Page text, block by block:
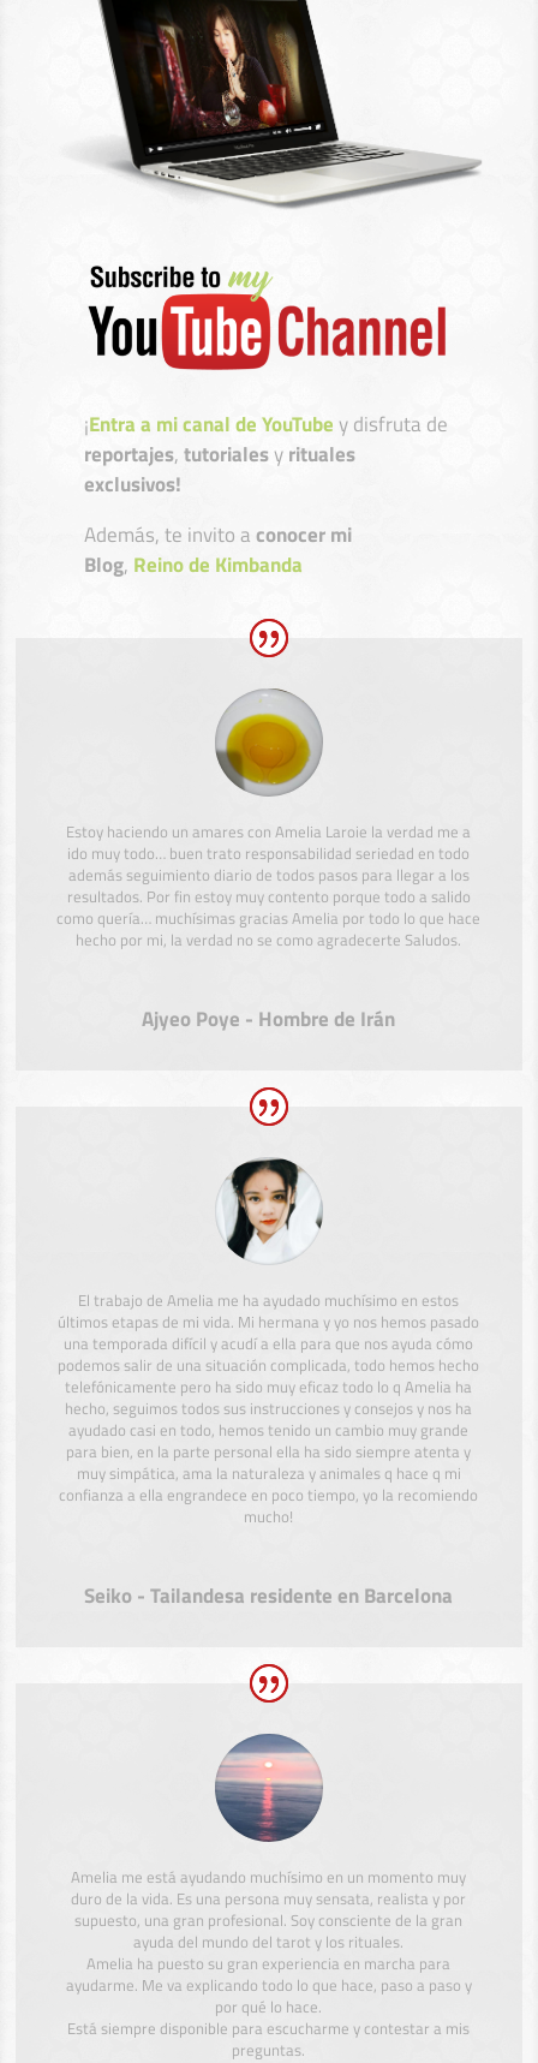
¡Entra a mi canal de YouTubey disfruta de
reportajes,tutorialesyrituales
exclusivos!
Además, te invito aconocer mi
Blog, Reino de Kimbanda
Estoy haciendo un amares con Amelia Laroie la verdad me a
ido muy todo… buen trato responsabilidad seriedad en todo
además seguimiento diario de todos pasos para llegar a los
resultados. Por fin estoy muy contento porque todo a salido
como quería… muchísimas gracias Amelia por todo lo que hace
hecho por mi, la verdad no se como agradecerte Saludos.
Ajyeo Poye - Hombre de Irán
El trabajo de Amelia me ha ayudado muchísimo en estos
últimos etapas de mi vida. Mi hermana y yo nos hemos pasado
una temporada difícil y acudí a ella para que nos ayuda cómo
podemos salir de una situación complicada, todo hemos hecho
telefónicamente pero ha sido muy eficaz todo lo q Amelia ha
hecho, seguimos todos sus instrucciones y consejos y nos ha
ayudado casi en todo, hemos tenido un cambio muy grande
para bien, en la parte personal ella ha sido siempre atenta y
muy simpática, ama la naturaleza y animales q hace q mi
confianza a ella engrandece en poco tiempo, yo la recomiendo
mucho!
Seiko - Tailandesa residente en Barcelona
Amelia me está ayudando muchísimo en un momento muy
duro de la vida. Es una persona muy sensata, realista y por
supuesto, una gran profesional. Soy consciente de la gran
ayuda del mundo del tarot y los rituales.
Amelia ha puesto su gran experiencia en marcha para
ayudarme. Me va explicando todo lo que hace, paso a paso y
por qué lo hace.
Está siempre disponible para escucharme y contestar a mis
preguntas.